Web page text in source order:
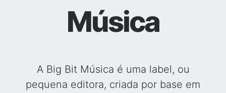
Música
A Big Bit Música é uma label, ou
pequena editora, criada por base em